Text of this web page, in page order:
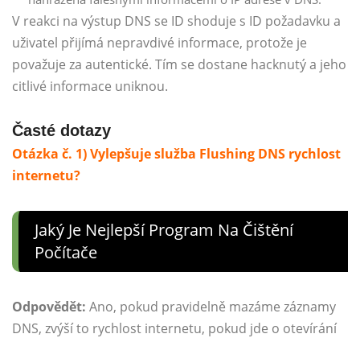
V reakci na výstup DNS se ID shoduje s ID požadavku a
uživatel přijímá nepravdivé informace, protože je
považuje za autentické. Tím se dostane hacknutý a jeho
citlivé informace uniknou.
Časté dotazy
Otázka č. 1) Vylepšuje služba Flushing DNS rychlost
internetu?
Jaký Je Nejlepší Program Na Čištění
Počítače
Odpovědět: Ano, pokud pravidelně mazáme záznamy
DNS, zvýší to rychlost internetu, pokud jde o otevírání